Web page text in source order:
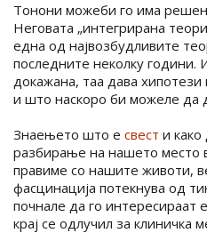
Тонони можеби го има
Неговата „интегрирана
една од највозбудливите
последните неколку години.
докажана, таа дава
и што наскоро би можеле да
Знаењето што е свест и
разбирање на нашето место
правиме со нашите животи,
фасцинација потекнува од
почнале да го интересираат
крај се одлучил за клиничка